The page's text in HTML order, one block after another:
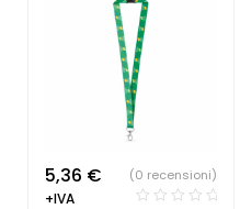
5,36 €
+IVA
(0 recensioni)